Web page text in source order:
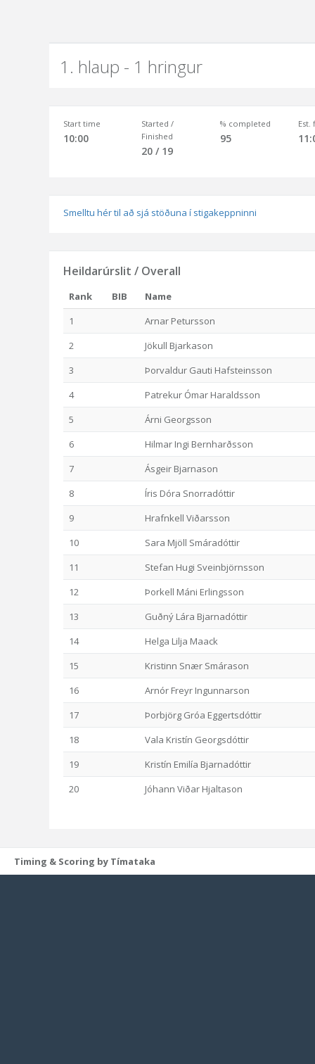
1. hlaup - 1 hringur
Start time
10:00
Started /
Finished
20 / 19
% completed
95
Est.
Smelltu hér til að sjá stöðuna í stigakeppninni
Heildarúrslit / Overall
Rank BIB
Name
1
Arnar Petursson
2
Jökull Bjarkason
3
Þorvaldur Gauti Hafsteinsson
4
Patrekur Ómar Haraldsson
5
Árni Georgsson
6
Hilmar Ingi Bernharðsson
7
Ásgeir Bjarnason
8
Íris Dóra Snorradóttir
9
Hrafnkell Viðarsson
10
Sara Mjöll Smáradóttir
11
Stefan Hugi Sveinbjörnsson
12
Þorkell Máni Erlingsson
13
Guðný Lára Bjarnadóttir
14
Helga Lilja Maack
15
Kristinn Snær Smárason
16
Arnór Freyr Ingunnarson
17
Þorbjörg Gróa Eggertsdóttir
18
Vala Kristín Georgsdóttir
19
Kristín Emilía Bjarnadóttir
20
Jóhann Viðar Hjaltason
Timing & Scoring by Tímataka